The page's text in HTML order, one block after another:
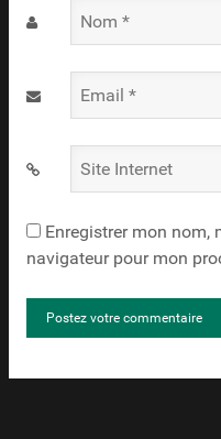
Nom
Email
Site
Internet
Enregistrer mon nom,
navigateur pour mon